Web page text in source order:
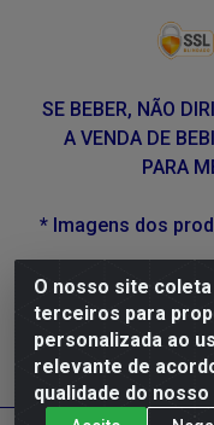
O nosso site
terceiros para
personalizada ao
relevante de
qualidade do
SE BEBER, NÃO
A VENDA DE
PARA
* Imagens dos
DLP Vinhos - Av.
Torrões,